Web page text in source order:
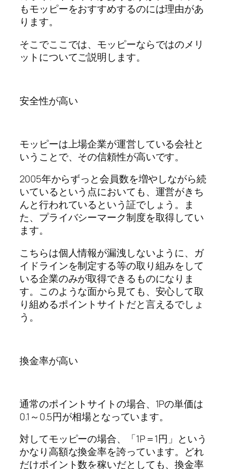
もモッピーをおすすめするのには理由があ
ります。
そこでここでは、モッピーならではのメリ
ットについてご説明します。
安全性が高い
モッピーは上場企業が運営している会社と
いうことで、その信頼性が高いです。
2005年からずっと会員数を増やしながら続
いているという点においても、運営がきち
んと行われているという証でしょう。ま
た、プライバシーマーク制度を取得してい
ます。
こちらは個人情報が漏洩しないように、ガ
イドラインを制定する等の取り組みをして
いる企業のみが取得できるものになりま
す。このような面から見ても、安心して取
り組めるポイントサイトだと言えるでしょ
う。
換金率が高い
通常のポイントサイトの場合、1Pの単価は
0.1～0.5円が相場となっています。
対してモッピーの場合、「1P＝1円」という
かなり高額な換金率を誇っています。どれ
だけポイント数を稼いだとしても、換金率